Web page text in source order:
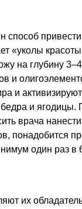
способ
«уколы
на глубину
и
и
и ягодицы.
врача
понадобится
один раз в
их